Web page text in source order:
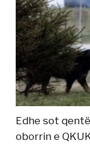
Edhe sot
oborrin e